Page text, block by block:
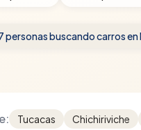
personas buscando carrosen
Tucacas Chichiriviche